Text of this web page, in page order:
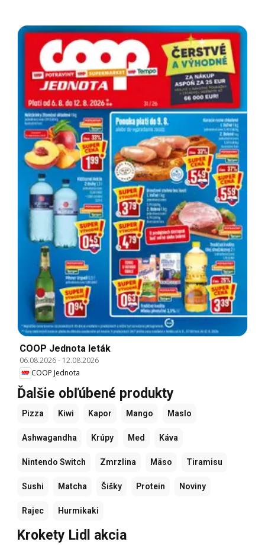
COOP Jednota leták
06.08.2026- 12.08.2026
COOP Jednota
Ďalšie obľúbené produkty
Pizza Kiwi Kapor Mango Maslo
Ashwagandha Krúpy Med Káva
Nintendo Switch Zmrzlina Mäso Tiramisu
Sushi Matcha Šišky Protein Noviny
Rajec Hurmikaki
Krokety Lidl akcia